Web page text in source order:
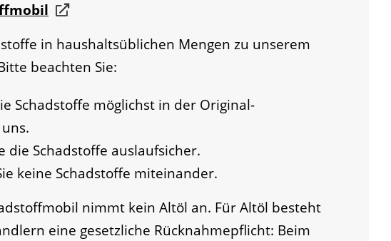
in haushaltsüblichen Mengen zu unserem
beachten Sie:
Schadstoffe möglichst in der Original-
die Schadstoffe auslaufsicher.
keine Schadstoffe miteinander.
nimmt kein Altöl an. Für Altöl besteht
eine gesetzliche Rücknahmepflicht: Beim